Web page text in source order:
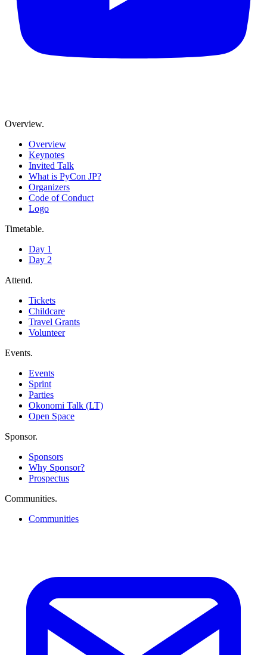
Overview.
Overview
Keynotes
Invited Talk
What is PyCon JP?
Organizers
Code of Conduct
Logo
Timetable.
Day 1
Day 2
Attend.
Tickets
Childcare
Travel Grants
Volunteer
Events.
Events
Sprint
Parties
Okonomi Talk (LT)
Open Space
Sponsor.
Sponsors
Why Sponsor?
Prospectus
Communities.
Communities